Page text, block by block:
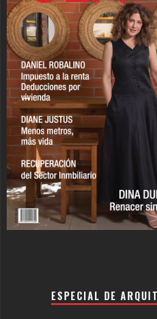
ESPECIAL DE